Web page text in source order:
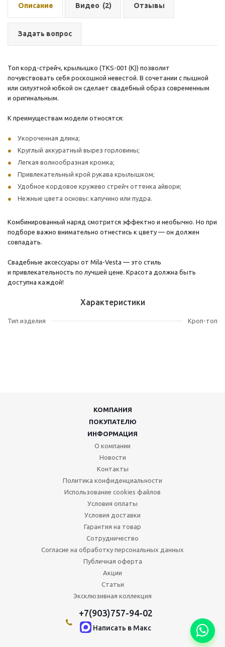
Описание Видео (2) Отзывы
Задать вопрос
Топ корд-стрейч, крылышко (TKS-001 (K)) позволит
почувствовать себя роскошной невестой. В сочетании с пышной
или силуэтной юбкой он сделает свадебный образ современным
и оригинальным.
К преимуществам модели относятся:
Укороченная длина;
Круглый аккуратный вырез горловины;
Легкая волнообразная кромка;
Привлекательный крой рукава крылышком;
Удобное кордовое кружево стрейч оттенка айвори;
Нежные цвета основы: капучино или пудра.
Комбинированный наряд смотрится эффектно и необычно. Но при
подборе важно внимательно отнестись к цвету — он должен
совпадать.
Свадебные аксессуары от Mila-Vesta — это стиль
и привлекательность по лучшей цене. Красота должна быть
доступна каждой!
Характеристики
Тип изделия Кроп-топ
КОМПАНИЯ
ПОКУПАТЕЛЮ
ИНФОРМАЦИЯ
О компании
Новости
Контакты
Политика конфиденциальности
Использование cookies файлов
Условия оплаты
Условия доставки
Гарантия на товар
Сотрудничество
Согласие на обработку персональных данных
Публичная оферта
Акции
Статьи
Эксклюзивная коллекция
+7(903)757-94-02
Написать в Maкс